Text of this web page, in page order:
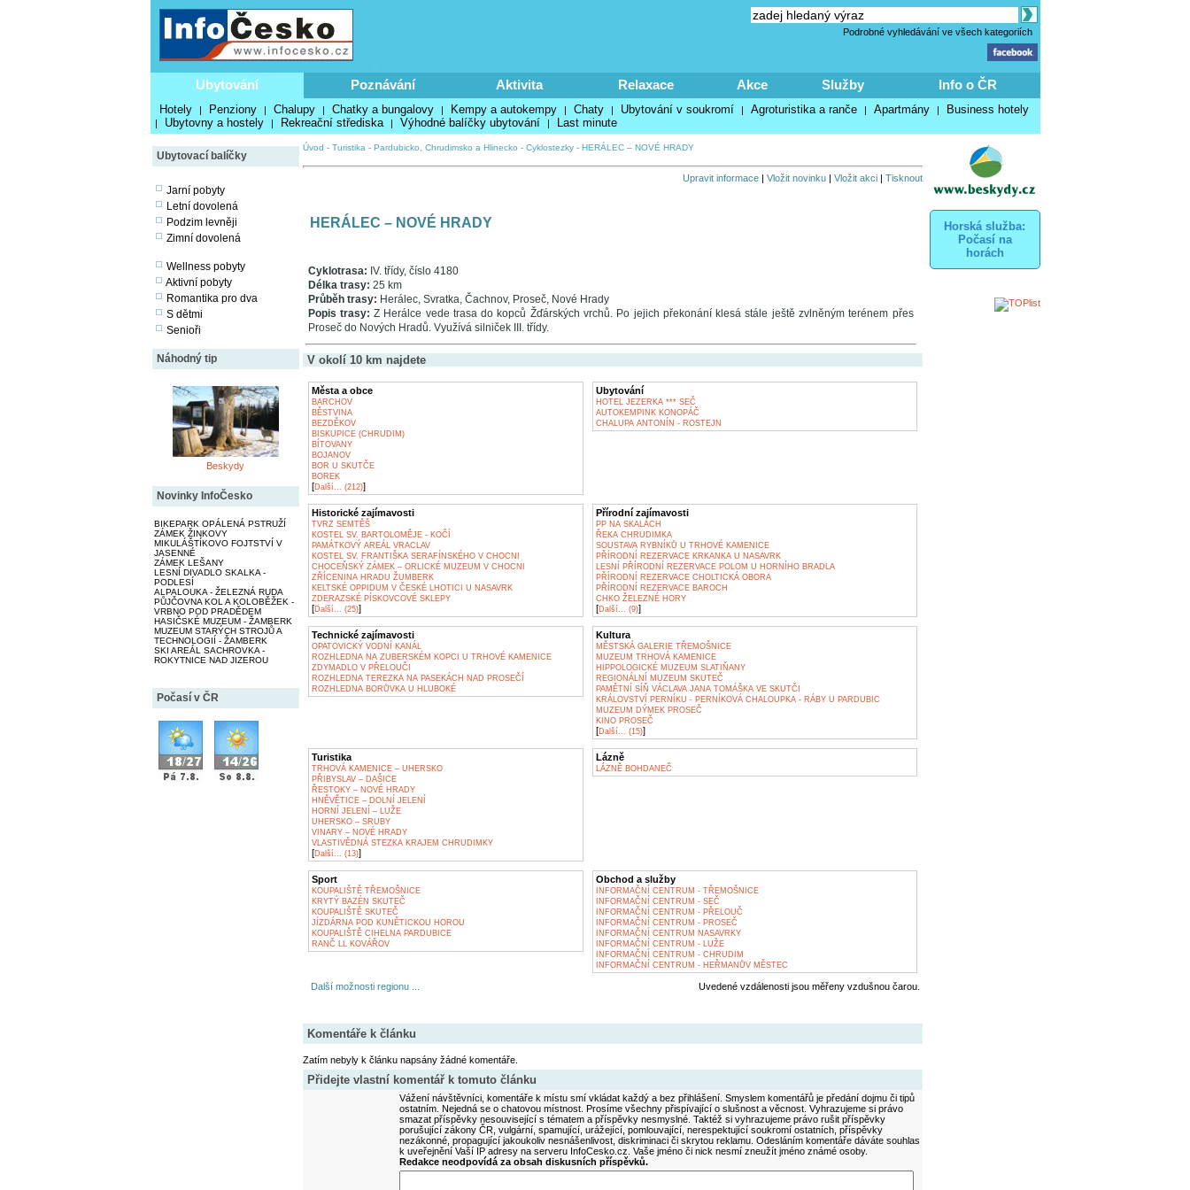
Podrobné vyhledávání ve všech kategoriích
Ubytování Poznávání Aktivita Relaxace Akce Služby Info o ČR
Hotely | Penziony | Chalupy | Chatky a bungalovy | Kempy a autokempy | Chaty | Ubytování v soukromí | Agroturistika a ranče | Apartmány | Business hotely
| Ubytovny a hostely | Rekreační střediska | Výhodné balíčky ubytování | Last minute
Ubytovací balíčky
Jarní pobyty
Letní dovolená
Podzim levněji
Zimní dovolená
Wellness pobyty
Aktivní pobyty
Romantika pro dva
S dětmi
Senioři
Náhodný tip
Beskydy
Novinky InfoČesko
BIKEPARK OPÁLENÁ PSTRUŽÍ
ZÁMEK ŽINKOVY
MIKULÁŠTÍKOVO FOJTSTVÍ V
JASENNÉ
ZÁMEK LEŠANY
LESNÍ DIVADLO SKALKA -
PODLESÍ
ALPALOUKA - ŽELEZNÁ RUDA
PŮJČOVNA KOL A KOLOBĚŽEK -
VRBNO POD PRADĚDEM
HASIČSKÉ MUZEUM - ŽAMBERK
MUZEUM STARÝCH STROJŮ A
TECHNOLOGIÍ - ŽAMBERK
SKI AREÁL SACHROVKA -
ROKYTNICE NAD JIZEROU
Počasí v ČR
Úvod - Turistika - Pardubicko, Chrudimsko a Hlinecko - Cyklostezky- HERÁLEC – NOVÉ HRADY
Upravit informace| Vložit novinku| Vložit akci| Tisknout
HERÁLEC – NOVÉ HRADY
Cyklotrasa: IV. třídy, číslo 4180
Délka trasy: 25 km
Průběh trasy: Herálec, Svratka, Čachnov, Proseč, Nové Hrady
Popis trasy: Z Herálce vede trasa do kopců Žďárských vrchů. Po jejich překonání klesá stále ještě zvlněným terénem přes
Proseč do Nových Hradů. Využívá silniček III. třídy.
V okolí 10 km najdete
Města a obce
BARCHOV
BĚSTVINA
BEZDĚKOV
BISKUPICE (CHRUDIM)
BÍTOVANY
BOJANOV
BOR U SKUTČE
BOREK
[Další... (212)]
Ubytování
HOTEL JEZERKA *** SEČ
AUTOKEMPINK KONOPÁČ
CHALUPA ANTONÍN - ROSTEJN
Historické zajímavosti
TVRZ SEMTĚŠ
KOSTEL SV. BARTOLOMĚJE - KOČÍ
PAMÁTKOVÝ AREÁL VRACLAV
KOSTEL SV. FRANTIŠKA SERAFÍNSKÉHO V CHOCNI
CHOCEŇSKÝ ZÁMEK – ORLICKÉ MUZEUM V CHOCNI
ZŘÍCENINA HRADU ŽUMBERK
KELTSKÉ OPPIDUM V ČESKÉ LHOTICI U NASAVRK
ZDERAZSKÉ PÍSKOVCOVÉ SKLEPY
[Další... (25)]
Přírodní zajímavosti
PP NA SKALÁCH
ŘEKA CHRUDIMKA
SOUSTAVA RYBNÍKŮ U TRHOVÉ KAMENICE
PŘÍRODNÍ REZERVACE KRKANKA U NASAVRK
LESNÍ PŘÍRODNÍ REZERVACE POLOM U HORNÍHO BRADLA
PŘÍRODNÍ REZERVACE CHOLTICKÁ OBORA
PŘÍRODNÍ REZERVACE BAROCH
CHKO ŽELEZNÉ HORY
[Další... (9)]
Technické zajímavosti
OPATOVICKÝ VODNÍ KANÁL
ROZHLEDNA NA ZUBERSKÉM KOPCI U TRHOVÉ KAMENICE
ZDYMADLO V PŘELOUČI
ROZHLEDNA TEREZKA NA PASEKÁCH NAD PROSEČÍ
ROZHLEDNA BORŮVKA U HLUBOKÉ
Kultura
MĚSTSKÁ GALERIE TŘEMOŠNICE
MUZEUM TRHOVÁ KAMENICE
HIPPOLOGICKÉ MUZEUM SLATIŇANY
REGIONÁLNÍ MUZEUM SKUTEČ
PAMĚTNÍ SÍŇ VÁCLAVA JANA TOMÁŠKA VE SKUTČI
KRÁLOVSTVÍ PERNÍKU - PERNÍKOVÁ CHALOUPKA - RÁBY U PARDUBIC
MUZEUM DÝMEK PROSEČ
KINO PROSEČ
[Další... (15)]
Turistika
TRHOVÁ KAMENICE – UHERSKO
PŘIBYSLAV – DAŠICE
ŘESTOKY – NOVÉ HRADY
HNĚVĚTICE – DOLNÍ JELENÍ
HORNÍ JELENÍ – LUŽE
UHERSKO – SRUBY
VINARY – NOVÉ HRADY
VLASTIVĚDNÁ STEZKA KRAJEM CHRUDIMKY
[Další... (13)]
Lázně
LÁZNĚ BOHDANEČ
Sport
KOUPALIŠTĚ TŘEMOŠNICE
KRYTÝ BAZÉN SKUTEČ
KOUPALIŠTĚ SKUTEČ
JÍZDÁRNA POD KUNĚTICKOU HOROU
KOUPALIŠTĚ CIHELNA PARDUBICE
RANČ LL KOVÁŘOV
Obchod a služby
INFORMAČNÍ CENTRUM - TŘEMOŠNICE
INFORMAČNÍ CENTRUM - SEČ
INFORMAČNÍ CENTRUM - PŘELOUČ
INFORMAČNÍ CENTRUM - PROSEČ
INFORMAČNÍ CENTRUM NASAVRKY
INFORMAČNÍ CENTRUM - LUŽE
INFORMAČNÍ CENTRUM - CHRUDIM
INFORMAČNÍ CENTRUM - HEŘMANŮV MĚSTEC
Další možnosti regionu ... Uvedené vzdálenosti jsou měřeny vzdušnou čarou.
Komentáře k článku
Zatím nebyly k článku napsány žádné komentáře.
Přidejte vlastní komentář k tomuto článku
Vážení návštěvníci, komentáře k místu smí vkládat každý a bez přihlášení. Smyslem komentářů je předání dojmu či tipů
ostatním. Nejedná se o chatovou místnost. Prosíme všechny přispívající o slušnost a věcnost. Vyhrazujeme si právo
smazat příspěvky nesouvisející s tématem a příspěvky nesmyslné. Taktéž si vyhrazujeme právo rušit příspěvky
porušující zákony ČR, vulgární, spamující, urážející, pomlouvající, nerespektující soukromí ostatních, příspěvky
nezákonné, propagující jakoukoliv nesnášenlivost, diskriminaci či skrytou reklamu. Odesláním komentáře dáváte souhlas
k uveřejnění Vaší IP adresy na serveru InfoCesko.cz. Vaše jméno či nick nesmí zneužít jméno známé osoby.
Redakce neodpovídá za obsah diskusních příspěvků.
Horská služba:
Počasí na
horách